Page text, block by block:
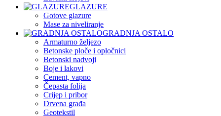
GLAZURE
Gotove glazure
Mase za niveliranje
GRADNJA OSTALO
Armaturno željezo
Betonske ploče i opločnici
Betonski nadvoji
Boje i lakovi
Cement, vapno
Čepasta folija
Crijep i pribor
Drvena građa
Geotekstil